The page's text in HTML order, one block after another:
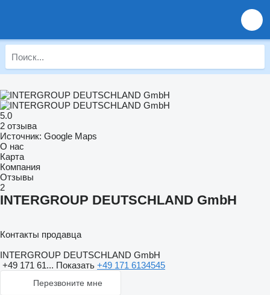
5.0
2 отзыва
Источник: Google Maps
О нас
Карта
Компания
Отзывы
2
INTERGROUP DEUTSCHLAND GmbH
Контакты продавца
INTERGROUP DEUTSCHLAND GmbH
+49 171 61... Показать +49 171 6134545
Перезвоните мне